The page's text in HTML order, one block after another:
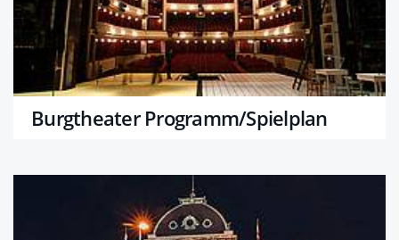
Burgtheater Programm/Spielplan